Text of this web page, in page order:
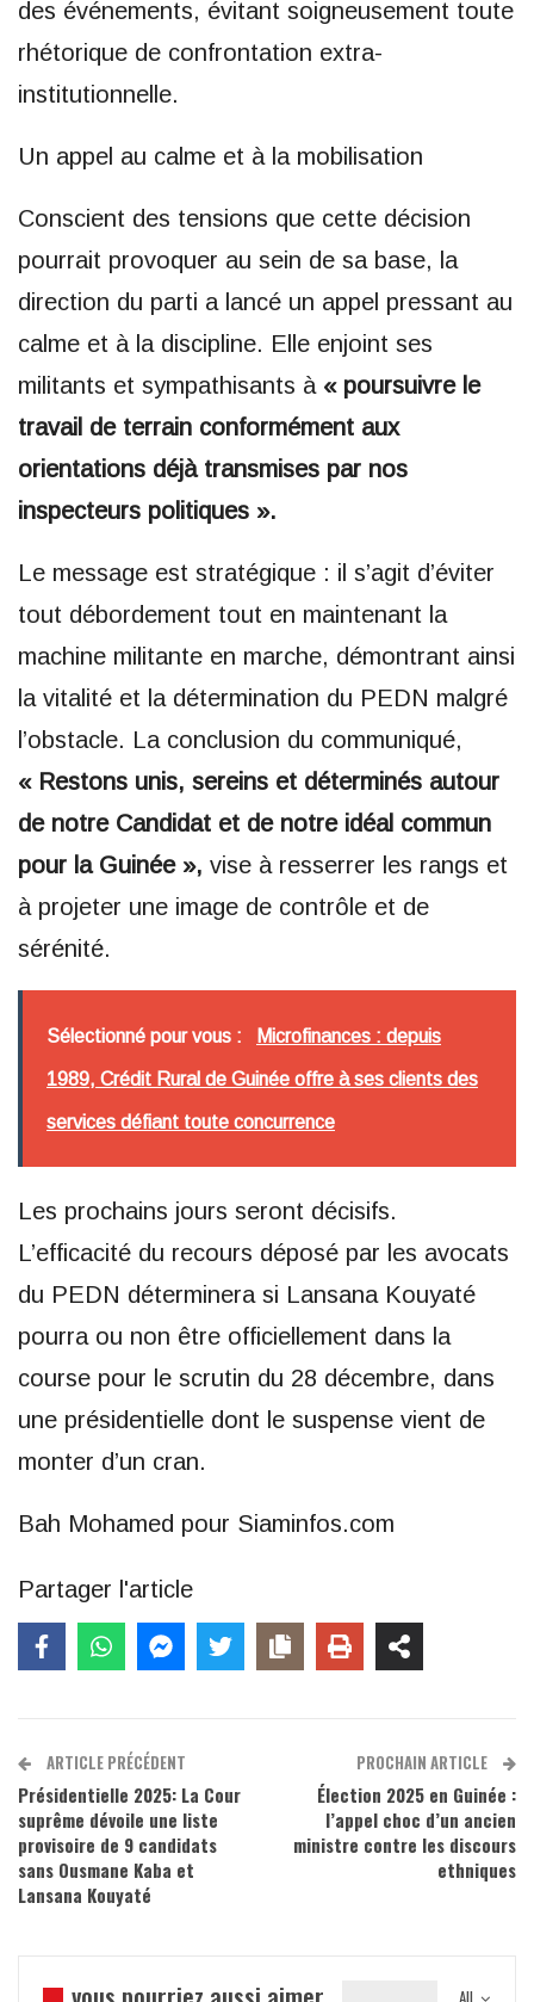
des événements, évitant soigneusement toute
rhétorique de confrontation extra-
institutionnelle.
Un appel au calme et à la mobilisation
Conscient des tensions que cette décision
pourrait provoquer au sein de sa base, la
direction du parti a lancé un appel pressant au
calme et à la discipline. Elle enjoint ses
militants et sympathisants à « poursuivre le
travail de terrain conformément aux
orientations déjà transmises par nos
inspecteurs politiques ».
Le message est stratégique : il s’agit d’éviter
tout débordement tout en maintenant la
machine militante en marche, démontrant ainsi
la vitalité et la détermination du PEDN malgré
l’obstacle. La conclusion du communiqué,
« Restons unis, sereins et déterminés autour
de notre Candidat et de notre idéal commun
pour la Guinée », vise à resserrer les rangs et
à projeter une image de contrôle et de
sérénité.
Sélectionné pour vous : Microfinances : depuis
1989, Crédit Rural de Guinée offre à ses clients des
services défiant toute concurrence
Les prochains jours seront décisifs.
L’efficacité du recours déposé par les avocats
du PEDN déterminera si Lansana Kouyaté
pourra ou non être officiellement dans la
course pour le scrutin du 28 décembre, dans
une présidentielle dont le suspense vient de
monter d’un cran.
Bah Mohamed pour Siaminfos.com
Partager l'article
ARTICLE PRÉCÉDENT
Présidentielle 2025: La Cour
suprême dévoile une liste
provisoire de 9 candidats
sans Ousmane Kaba et
Lansana Kouyaté
PROCHAIN ARTICLE
Élection 2025 en Guinée :
l’appel choc d’un ancien
ministre contre les discours
ethniques